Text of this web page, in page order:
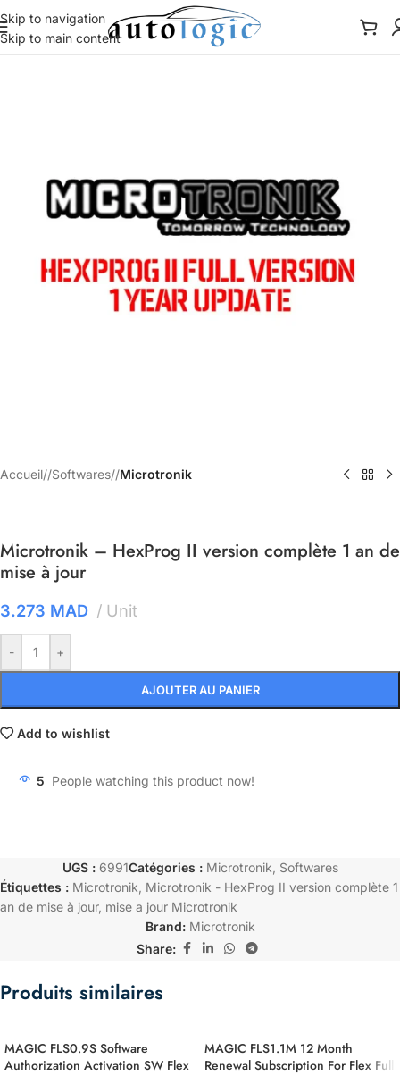
Skip to navigation
Skip to main content
Accueil/ Softwares/ Microtronik
Microtronik – HexProg II version complète 1 an de
mise à jour
3.273 MAD Unit
- +
AJOUTER AU PANIER
Add to wishlist
5 People watching this product now!
UGS : 6991Catégories : Microtronik Softwares
Étiquettes : Microtronik Microtronik - HexProg II version complète 1
an de mise à jour, mise a jour Microtronik
Brand: Microtronik
Share:
Produits similaires
MAGIC FLS0.9S Software
Authorization Activation SW Flex
MAGIC FLS1.1M 12 Month
Renewal Subscription For Flex Full